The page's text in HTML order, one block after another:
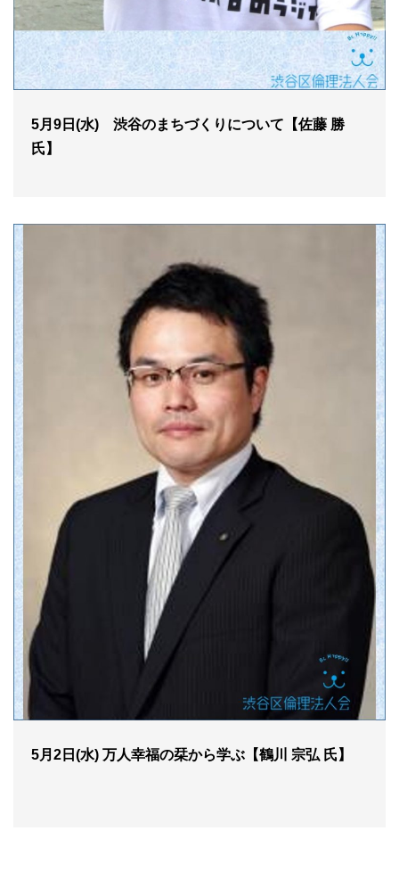
5月9日(水) 渋谷のまちづくりについて【佐藤 勝
氏】
5月2日(水) 万人幸福の栞から学ぶ【鶴川 宗弘 氏】